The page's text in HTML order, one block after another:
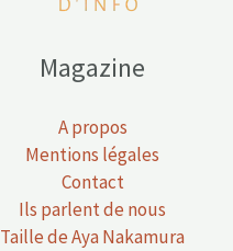
Magazine
A propos
Mentions légales
Contact
Ils parlent de nous
Taille de Aya Nakamura